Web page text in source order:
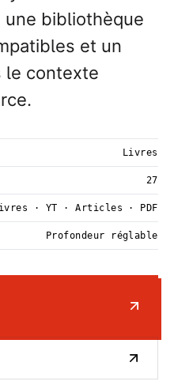
bibliothèque
et un
le contexte
Livres
27
· YT · Articles · PDF
Profondeur réglable